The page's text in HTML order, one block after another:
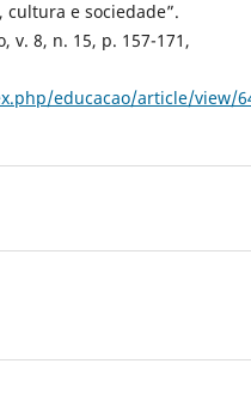
cultura e sociedade”.
v. 8, n. 15, p. 157-171,
educacao/article/view/